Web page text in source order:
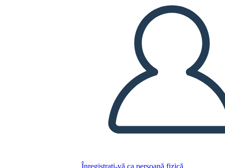
CREAȚI UN STORYBOARD
REDAȚI PREZENTAREA DE DIAPOZITIVE
CITESTE-MI